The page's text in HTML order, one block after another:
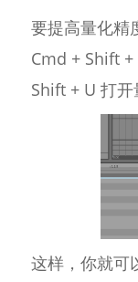
要提高量化精
Cmd + Shift
Shift + U 打开
这样，你就可